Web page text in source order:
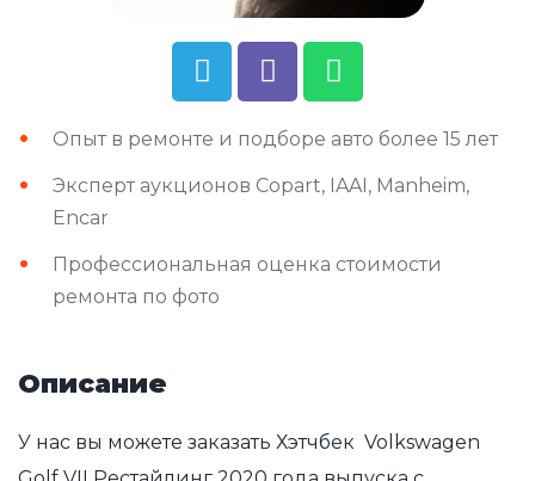
Опыт в ремонте и подборе авто более 15 лет
Эксперт аукционов Copart, IAAI, Manheim,
Encar
Профессиональная оценка стоимости
ремонта по фото
Описание
У нас вы можете заказать Хэтчбек Volkswagen